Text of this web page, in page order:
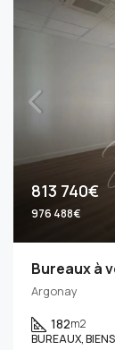
813 740€
976 488€
Argonay
182m2
BUREAUX,